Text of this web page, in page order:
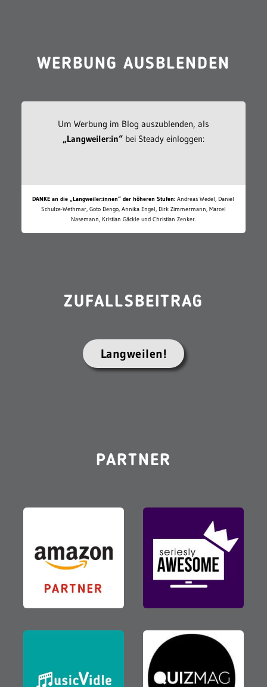
WERBUNG AUSBLENDEN
Um Werbung im Blog auszublenden, als
„Langweiler:in“bei Steady einloggen:
DANKE an die „Langweiler:innen“ der höheren Stufen: Andreas Wedel, Daniel
Schulze-Wethmar, Goto Dengo, Annika Engel, Dirk Zimmermann, Marcel
Nasemann, Kristian Gäckle und Christian Zenker.
ZUFALLSBEITRAG
Langweilen!
PARTNER